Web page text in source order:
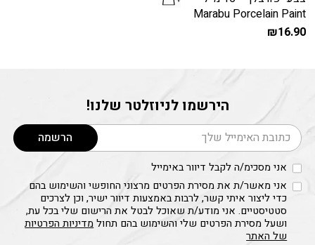
Marabu Porcelain Paint
₪16.90
ניתן
לבחור
את
האפשרויות
בעמוד
המוצר
הירשמו לניוזלטר שלנו!
דוא׳׳ל הרשמה
אני מסכימ/ה לקבל דיוור באימייל
אני מאשר/ת את מסירת הפרטים מרצוני החופשי והשימוש בהם
כדי ליצור איתי קשר, לרבות באמצעות דיוור ישיר, וכן לצרכים
סטטיסטיים. אני מודע/ת שאוכל לבטל את הרישום שלי בכל עת,
ושעל מסירת הפרטים שלי והשימוש בהם תחולמדיניות הפרטיות
של האתר